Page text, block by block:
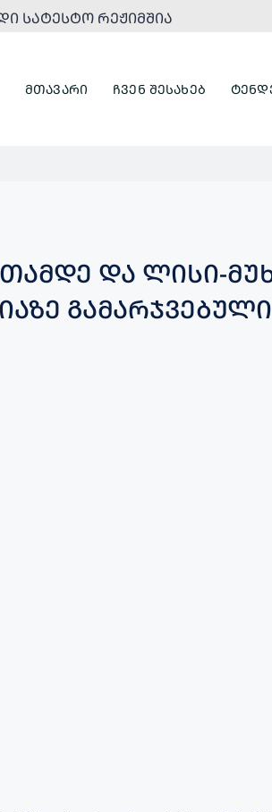
ᲡᲐᲢᲔᲡᲢᲝ ᲠᲔᲟᲘᲛᲨᲘᲐ
ᲛᲗᲐᲕᲐᲠᲘ ᲩᲕᲔᲜ ᲨᲔᲡᲐᲮᲔᲑ
ᲓᲐ ᲚᲘᲡᲘ-